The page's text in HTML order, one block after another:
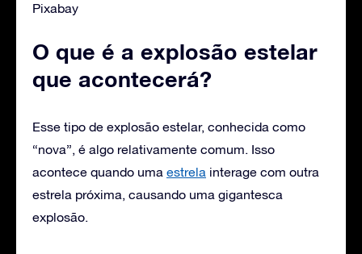
Pixabay
O que é a explosão estelar
que acontecerá?
Esse tipo de explosão estelar, conhecida como
“nova”, é algo relativamente comum. Isso
acontece quando uma estrela interage com outra
estrela próxima, causando uma gigantesca
explosão.